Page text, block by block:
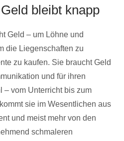
bleibt knapp
Geld – um Löhne und
die Liegenschaften zu
zu kaufen. Sie braucht Geld
und für ihren
– vom Unterricht bis zum
sie im Wesentlichen aus
und meist mehr von den
schmaleren